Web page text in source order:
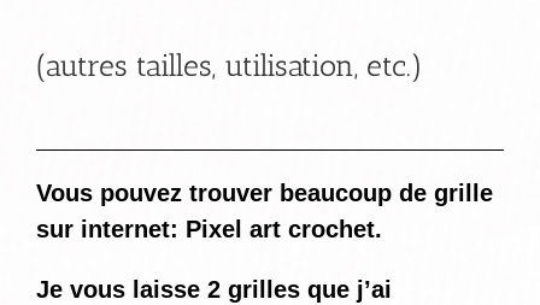
(autres tailles, utilisation, etc.)
Vous pouvez trouver beaucoup de grille
sur internet: Pixel art crochet.
Je vous laisse 2 grilles que j’ai